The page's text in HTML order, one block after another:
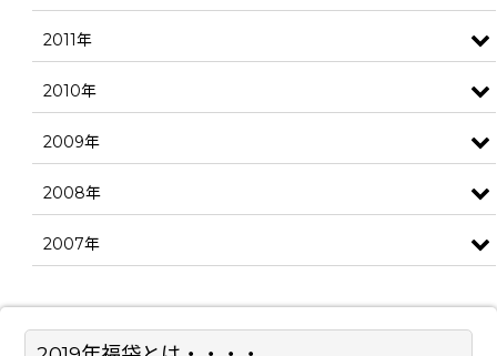
2011年
2010年
2009年
2008年
2007年